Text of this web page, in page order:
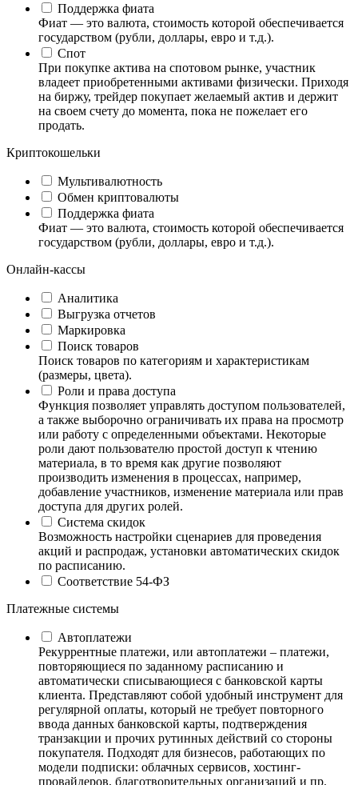
Поддержка фиата
Фиат — это валюта, стоимость которой обеспечивается
государством (рубли, доллары, евро и т.д.).
Спот
При покупке актива на спотовом рынке, участник
владеет приобретенными активами физически. Приходя
на биржу, трейдер покупает желаемый актив и держит
на своем счету до момента, пока не пожелает его
продать.
Криптокошельки
Мультивалютность
Обмен криптовалюты
Поддержка фиата
Фиат — это валюта, стоимость которой обеспечивается
государством (рубли, доллары, евро и т.д.).
Онлайн-кассы
Аналитика
Выгрузка отчетов
Маркировка
Поиск товаров
Поиск товаров по категориям и характеристикам
(размеры, цвета).
Роли и права доступа
Функция позволяет управлять доступом пользователей,
а также выборочно ограничивать их права на просмотр
или работу с определенными объектами. Некоторые
роли дают пользователю простой доступ к чтению
материала, в то время как другие позволяют
производить изменения в процессах, например,
добавление участников, изменение материала или прав
доступа для других ролей.
Система скидок
Возможность настройки сценариев для проведения
акций и распродаж, установки автоматических скидок
по расписанию.
Соответствие 54-ФЗ
Платежные системы
Автоплатежи
Рекуррентные платежи, или автоплатежи – платежи,
повторяющиеся по заданному расписанию и
автоматически списывающиеся с банковской карты
клиента. Представляют собой удобный инструмент для
регулярной оплаты, который не требует повторного
ввода данных банковской карты, подтверждения
транзакции и прочих рутинных действий со стороны
покупателя. Подходят для бизнесов, работающих по
модели подписки: облачных сервисов, хостинг-
провайдеров, благотворительных организаций и пр.